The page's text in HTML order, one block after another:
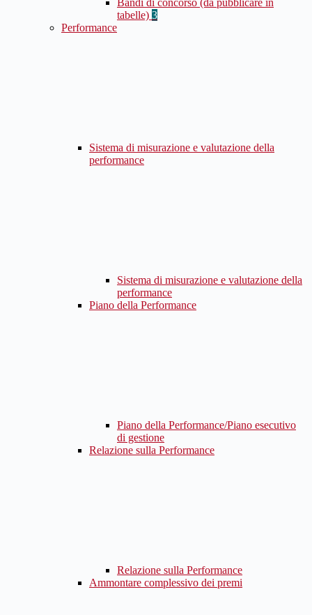
Bandi di concorso (da pubblicare in
tabelle) 3
Performance
Sistema di misurazione e valutazione della
performance
Sistema di misurazione e valutazione della
performance
Piano della Performance
Piano della Performance/Piano esecutivo
di gestione
Relazione sulla Performance
Relazione sulla Performance
Ammontare complessivo dei premi